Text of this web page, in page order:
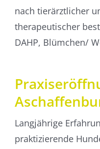
nach tierärztlicher
therapeutischer
DAHP, Blümchen/
Langjährige
praktizierende